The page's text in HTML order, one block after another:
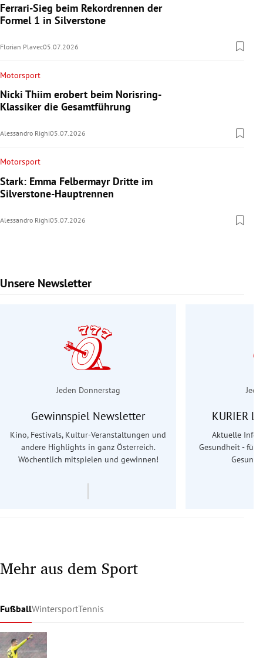
Ferrari-Sieg beim Rekordrennen der
Formel 1 in Silverstone
Florian Plavec05.07.2026
Motorsport
Nicki Thiim erobert beim Norisring-
Klassiker die Gesamtführung
Alessandro Righi05.07.2026
Motorsport
Stark: Emma Felbermayr Dritte im
Silverstone-Hauptrennen
Alessandro Righi05.07.2026
Unsere Newsletter
Slide 1 von 7
Jeden Donnerstag
Gewinnspiel Newsletter
Kino, Festivals, Kultur-Veranstaltungen und
andere Highlights in ganz Österreich.
Wöchentlich mitspielen und gewinnen!
KURIER
Aktuelle
Gesundheit - für
Mehr aus dem Sport
FußballWintersportTennis